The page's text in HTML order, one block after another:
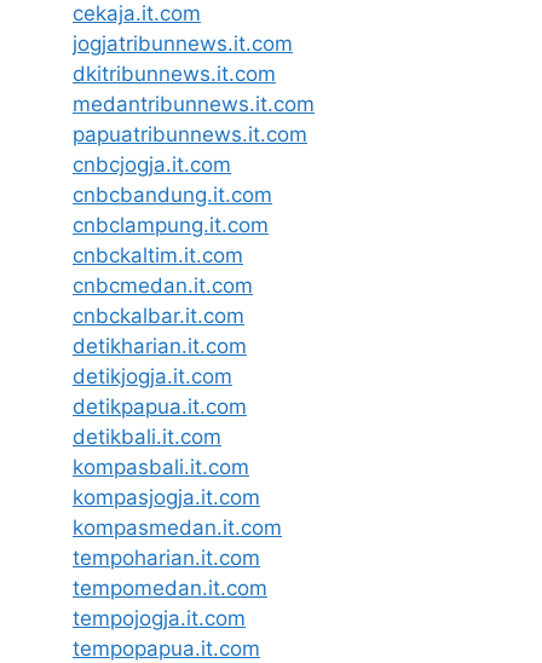
cekaja.it.com
jogjatribunnews.it.com
dkitribunnews.it.com
medantribunnews.it.com
papuatribunnews.it.com
cnbcjogja.it.com
cnbcbandung.it.com
cnbclampung.it.com
cnbckaltim.it.com
cnbcmedan.it.com
cnbckalbar.it.com
detikharian.it.com
detikjogja.it.com
detikpapua.it.com
detikbali.it.com
kompasbali.it.com
kompasjogja.it.com
kompasmedan.it.com
tempoharian.it.com
tempomedan.it.com
tempojogja.it.com
tempopapua.it.com